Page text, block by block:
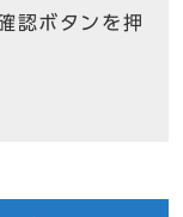
認ボタンを押